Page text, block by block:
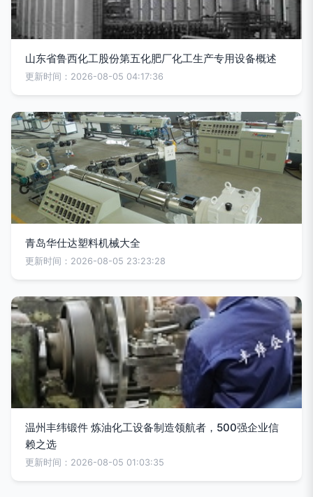
山东省鲁西化工股份第五化肥厂化工生产专用设备概述
更新时间：2026-08-05 04:17:36
青岛华仕达塑料机械大全
更新时间：2026-08-05 23:23:28
温州丰纬锻件 炼油化工设备制造领航者，500强企业信
赖之选
更新时间：2026-08-05 01:03:35